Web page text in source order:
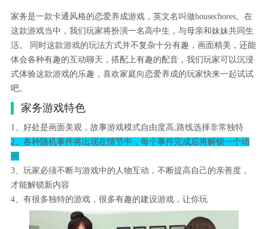
家务是一款卡通风格的恋爱养成游戏，英文名叫做housechores。在
这款游戏当中，我们玩家将扮演一名高中生，与母亲和妹妹共同生
活。 同时这款游戏的玩法方式并不复杂十分有趣，画面精美，还能
体会各种有趣的互动聊天，搭配上有趣的配音，我们玩家可以沉浸
式体验这款游戏的乐趣，喜欢家庭向恋爱养成的玩家快来一起试试
吧。
家务游戏特色
1、好处是画面美观，故事游戏模式自由度高;路线选择非常独特
2、各种随机事件将出现在情节中，每个事件完成后将解锁一个动
画
3、玩家必须不断与游戏中的人物互动，不断提高自己的亲善度，
才能解锁新内容
4、有很多独特的游戏，很多有趣的建设游戏，让你玩